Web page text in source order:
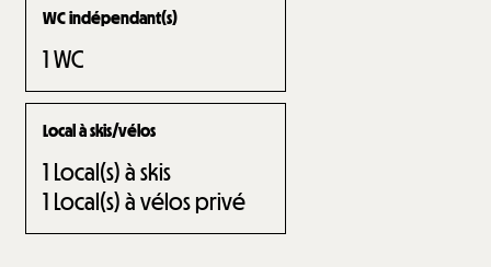
WC indépendant(s)
1WC
Local à skis/vélos
1 Local(s) à skis
1 Local(s) à vélos privé